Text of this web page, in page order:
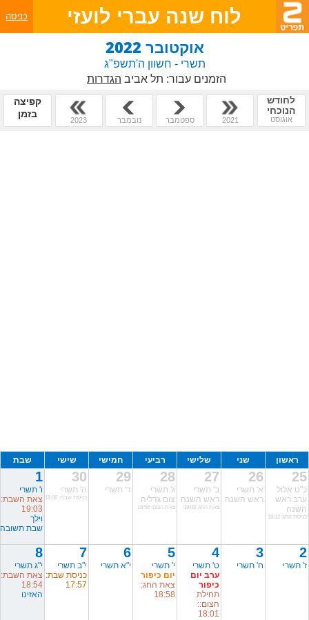
לוח שנה עברי לועזי כניסה
אוקטובר 2022
תשרי - חשוון ה'תשפ"ג
הזמנים עבור: תל אביב הגדרות
לחודש
הנוכחי
אוגוסט 2021 ספטמבר נובמבר 2023
קפיצה
בזמן
ראשון שני שלישי רביעי חמישי שישי שבת
25
כ"ט אלול
ערב ראש
השנה
כניסת החג: 18:12
26
א' תשרי
ראש השנה
27
ב' תשרי
ראש השנה
צאת החג: 19:08
28
ג' תשרי
צום גדליה
צאת הצום: 18:56
29
ד' תשרי
30
ה' תשרי
כניסת שבת: 18:06
1
ו' תשרי
צאת השבת:
19:03
וילך
שבת תשובה
2
ז' תשרי
3
ח' תשרי
4
ט' תשרי
ערב יום
כיפור
תחילת
הצום::
18:01
5
י' תשרי
יום כיפור
צאת החג:
18:58
6
י"א תשרי
7
י"ב תשרי
כניסת שבת:
17:57
8
י"ג תשרי
צאת השבת:
18:54
האזינו